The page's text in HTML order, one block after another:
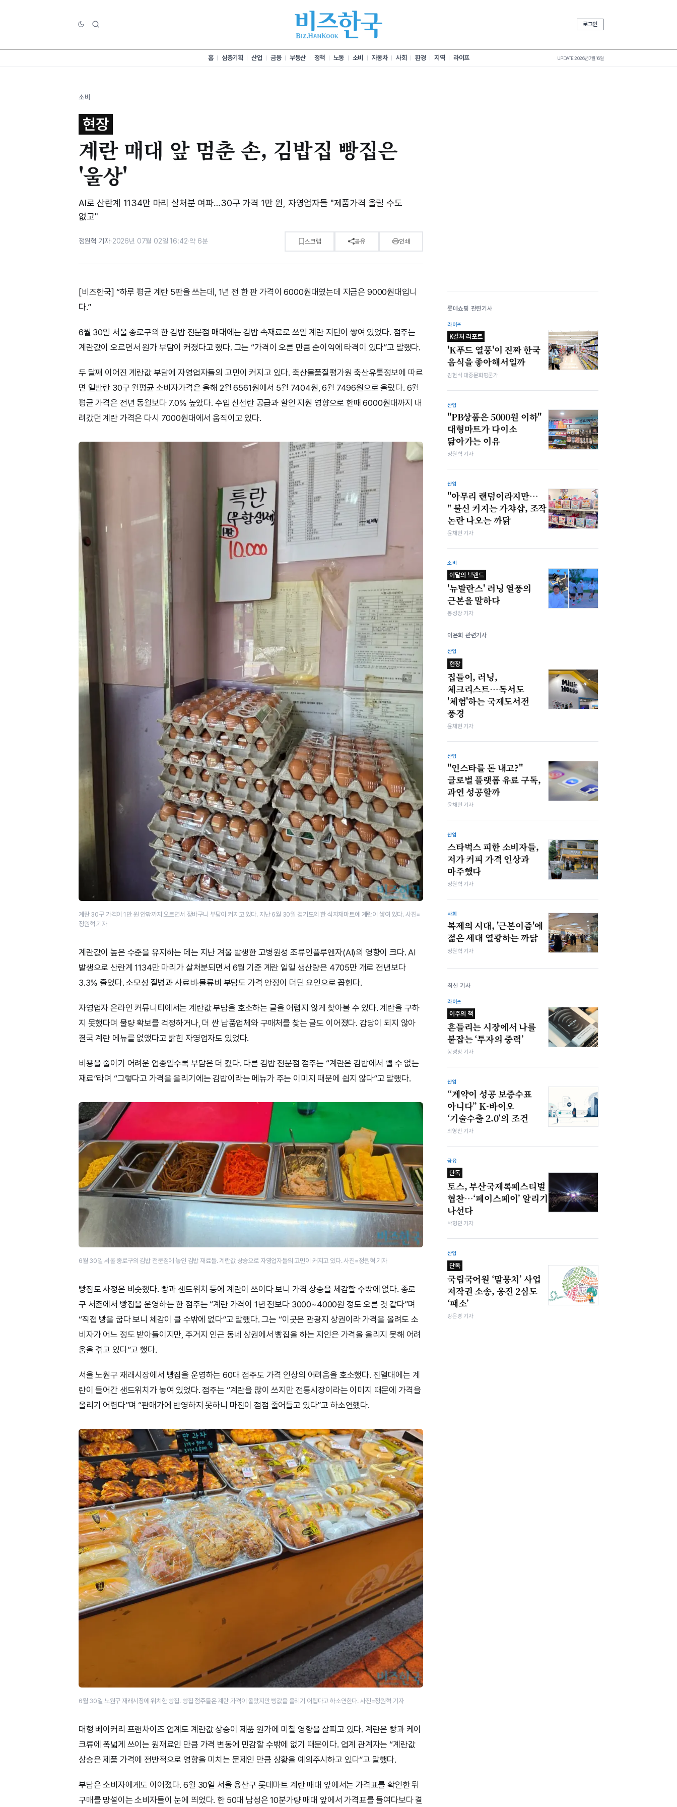
로그인
홈 심층기획 산업 금융 부동산 정책 노동 소비 자동차 사회 환경 지역 라이프 UPDATE 2026년 7월 16일
소비
현장
계란 매대 앞 멈춘 손, 김밥집 빵집은
'울상'
AI로 산란계 1134만 마리 살처분 여파…30구 가격 1만 원, 자영업자들 "제품가격 올릴 수도
없고"
정원혁 기자·2026년 07월 02일 16:42·약 6분 스크랩 공유 인쇄
[비즈한국] “하루 평균 계란 5판을 쓰는데, 1년 전 한 판 가격이 6000원대였는데 지금은 9000원대입니
다.”
6월 30일 서울 종로구의 한 김밥 전문점 매대에는 김밥 속재료로 쓰일 계란 지단이 쌓여 있었다. 점주는
계란값이 오르면서 원가 부담이 커졌다고 했다. 그는 “가격이 오른 만큼 순이익에 타격이 있다”고 말했다.
두 달째 이어진 계란값 부담에 자영업자들의 고민이 커지고 있다. 축산물품질평가원 축산유통정보에 따르
면 일반란 30구 월평균 소비자가격은 올해 2월 6561원에서 5월 7404원, 6월 7496원으로 올랐다. 6월
평균 가격은 전년 동월보다 7.0% 높았다. 수입 신선란 공급과 할인 지원 영향으로 한때 6000원대까지 내
려갔던 계란 가격은 다시 7000원대에서 움직이고 있다.
계란 30구 가격이 1만 원 안팎까지 오르면서 장바구니 부담이 커지고 있다. 지난 6월 30일 경기도의 한 식자재마트에 계란이 쌓여 있다. 사진=
정원혁 기자
계란값이 높은 수준을 유지하는 데는 지난 겨울 발생한 고병원성 조류인플루엔자(AI)의 영향이 크다. AI
발생으로 산란계 1134만 마리가 살처분되면서 6월 기준 계란 일일 생산량은 4705만 개로 전년보다
3.3% 줄었다. 소모성 질병과 사료비·물류비 부담도 가격 안정이 더딘 요인으로 꼽힌다.
자영업자 온라인 커뮤니티에서는 계란값 부담을 호소하는 글을 어렵지 않게 찾아볼 수 있다. 계란을 구하
지 못했다며 물량 확보를 걱정하거나, 더 싼 납품업체와 구매처를 찾는 글도 이어졌다. 감당이 되지 않아
결국 계란 메뉴를 없앴다고 밝힌 자영업자도 있었다.
비용을 줄이기 어려운 업종일수록 부담은 더 컸다. 다른 김밥 전문점 점주는 “계란은 김밥에서 뺄 수 없는
재료”라며 “그렇다고 가격을 올리기에는 김밥이라는 메뉴가 주는 이미지 때문에 쉽지 않다”고 말했다.
6월 30일 서울 종로구의 김밥 전문점에 놓인 김밥 재료들. 계란값 상승으로 자영업자들의 고민이 커지고 있다. 사진=정원혁 기자
빵집도 사정은 비슷했다. 빵과 샌드위치 등에 계란이 쓰이다 보니 가격 상승을 체감할 수밖에 없다. 종로
구 서촌에서 빵집을 운영하는 한 점주는 “계란 가격이 1년 전보다 3000~4000원 정도 오른 것 같다”며
“직접 빵을 굽다 보니 체감이 클 수밖에 없다”고 말했다. 그는 “이곳은 관광지 상권이라 가격을 올려도 소
비자가 어느 정도 받아들이지만, 주거지 인근 동네 상권에서 빵집을 하는 지인은 가격을 올리지 못해 어려
움을 겪고 있다”고 했다.
서울 노원구 재래시장에서 빵집을 운영하는 60대 점주도 가격 인상의 어려움을 호소했다. 진열대에는 계
란이 들어간 샌드위치가 놓여 있었다. 점주는 “계란을 많이 쓰지만 전통시장이라는 이미지 때문에 가격을
올리기 어렵다”며 “판매가에 반영하지 못하니 마진이 점점 줄어들고 있다”고 하소연했다.
6월 30일 노원구 재래시장에 위치한 빵집. 빵집 점주들은 계란 가격이 올랐지만 빵값을 올리기 어렵다고 하소연한다. 사진=정원혁 기자
대형 베이커리 프랜차이즈 업계도 계란값 상승이 제품 원가에 미칠 영향을 살피고 있다. 계란은 빵과 케이
크류에 폭넓게 쓰이는 원재료인 만큼 가격 변동에 민감할 수밖에 없기 때문이다. 업계 관계자는 “계란값
상승은 제품 가격에 전반적으로 영향을 미치는 문제인 만큼 상황을 예의주시하고 있다”고 말했다.
부담은 소비자에게도 이어졌다. 6월 30일 서울 용산구 롯데마트 계란 매대 앞에서는 가격표를 확인한 뒤
구매를 망설이는 소비자들이 눈에 띄었다. 한 50대 남성은 10분가량 매대 앞에서 가격표를 들여다보다 결
롯데쇼핑 관련기사
라이프
K컬처 리포트
'K푸드 열풍'이 진짜 한국
음식을 좋아해서일까
김헌식 대중문화평론가
산업
"PB상품은 5000원 이하"
대형마트가 다이소
닮아가는 이유
정원혁 기자
산업
"아무리 랜덤이라지만…
" 불신 커지는 가챠샵, 조작
논란 나오는 까닭
윤채현 기자
소비
이달의 브랜드
'뉴발란스' 러닝 열풍의
근본을 말하다
봉성창 기자
이은희 관련기사
산업
현장
집들이, 러닝,
체크리스트…독서도
'체험'하는 국제도서전
풍경
윤채현 기자
산업
"인스타를 돈 내고?"
글로벌 플랫폼 유료 구독,
과연 성공할까
윤채현 기자
산업
스타벅스 피한 소비자들,
저가 커피 가격 인상과
마주했다
정원혁 기자
사회
복제의 시대, '근본이즘'에
젊은 세대 열광하는 까닭
정원혁 기자
최신 기사
라이프
이주의 책
흔들리는 시장에서 나를
붙잡는 ‘투자의 중력’
봉성창 기자
산업
“계약이 성공 보증수표
아니다” K-바이오
‘기술수출 2.0’의 조건
최영찬 기자
금융
단독
토스, 부산국제록페스티벌
협찬…‘페이스페이’ 알리기
나선다
박형민 기자
산업
단독
국립국어원 ‘말뭉치’ 사업
저작권 소송, 웅진 2심도
‘패소’
강은경 기자